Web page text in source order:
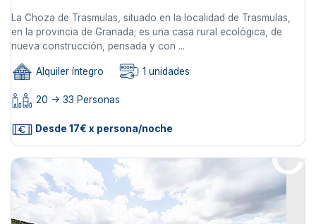
La Choza de Trasmulas, situado en la localidad de Trasmulas,
en la provincia de Granada; es una casa rural ecológica, de
nueva construcción, pensada y con ...
Alquiler íntegro 1 unidades
20 -> 33 Personas
Desde 17€ x persona/noche